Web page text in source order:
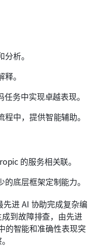
析。
。
务中实现卓越表现。
中，提供智能辅助。
的服务相关联。
底层框架定制能力。
进 AI 协助完成复杂编
到故障排查，由先进
的智能和准确性表现突